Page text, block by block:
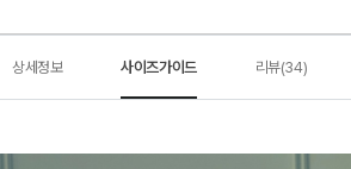
상세정보 사이즈가이드 리뷰(34)